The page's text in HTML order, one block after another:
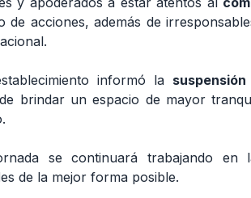
de acciones, además de
informó la
brindar un espacio de mayor
se continuará trabajando
de la mejor forma posible.